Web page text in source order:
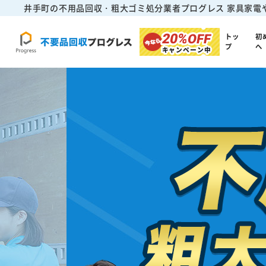
井手町の不用品回収・粗大ゴミ処分業者プログレス 家具家電
20%OFF
キャンペーン中
トッ
プ
初
へ